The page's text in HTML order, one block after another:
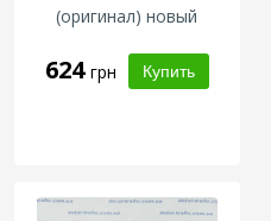
(оригинал) новый
624 грн